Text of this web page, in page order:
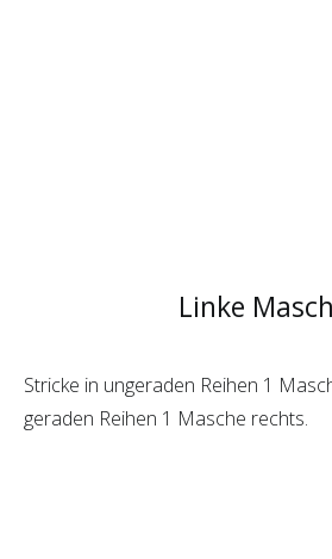
Linke
Stricke in ungeraden Reihen 1
geraden Reihen 1 Masche rechts.